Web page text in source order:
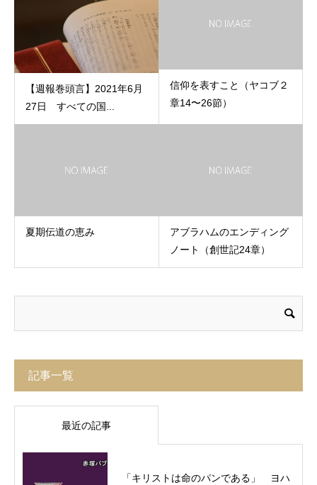
【週報巻頭言】2021年6月
27日 すべての国...
信仰を表すこと（ヤコブ２
章14〜26節）
夏期伝道の恵み
アブラハムのエンディング
ノート（創世記24章）
記事一覧
最近の記事
「キリストは命のパンである」 ヨハ